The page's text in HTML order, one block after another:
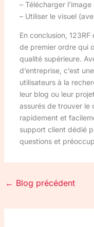
– Télécharger
– Utiliser le visuel
En conclusion,
de premier ordre qui
qualité supérieure.
d’entreprise, c’est
utilisateurs à la
leur blog ou leur
assurés de trouver le
rapidement et
support client dédié
questions et
← Blog précédent